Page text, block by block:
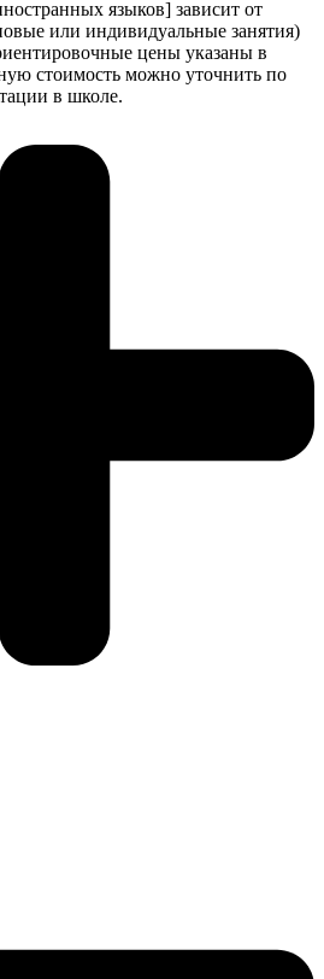
языков] зависит от
или индивидуальные занятия)
цены указаны в
стоимость можно уточнить по
в школе.